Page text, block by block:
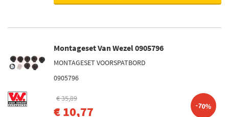
Montageset Van Wezel 0905796
MONTAGESET VOORSPATBORD
0905796
€ 35,89
€ 10,77 -70%